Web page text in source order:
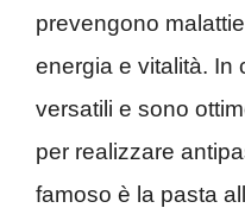
prevengono
energia e vitalità. In
versatili e sono
per realizzare
famoso è la pasta